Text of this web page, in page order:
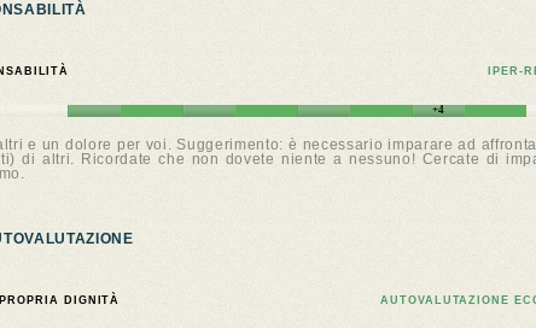
IPER-
+4
e un dolore per voi. Suggerimento: è necessario imparare ad
di altri. Ricordate che non dovete niente a nessuno! Cercate di
DIGNITÀ AUTOVALUTAZIONE